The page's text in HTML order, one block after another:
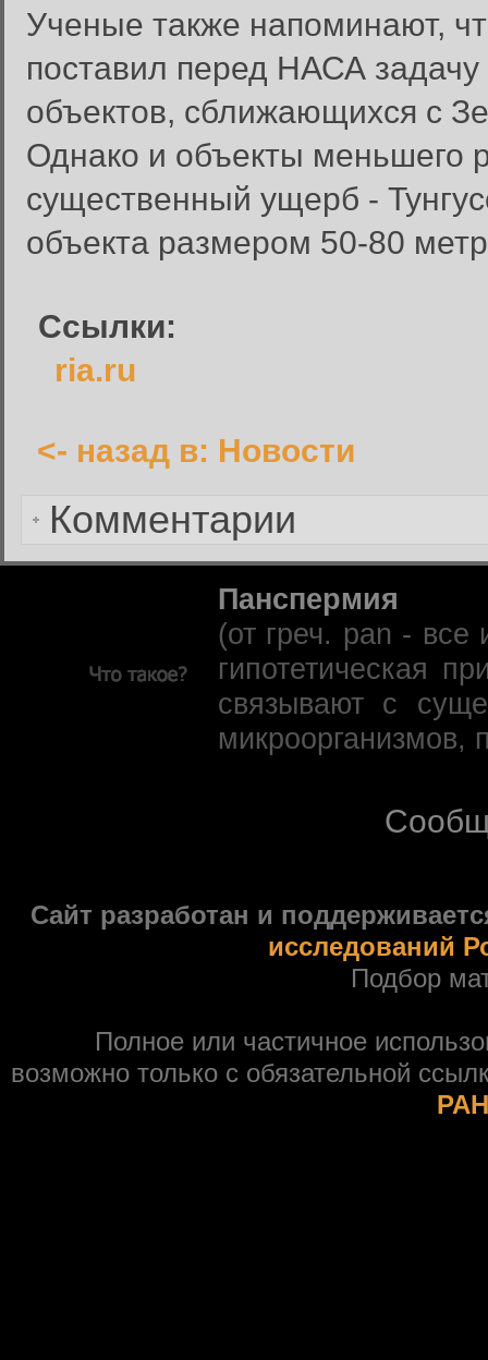
Ученые также напоминают,
поставил перед НАСА задачу
объектов, сближающихся с
Однако и объекты меньшего
существенный ущерб -
объекта размером 50-80
Ссылки:
ria.ru
<- назад в: Новости
Комментарии
Вход в систему
Введите имя пользователя и
Вход в систему
Имя пользователя:
Запомнить меня:
Забыли пароль?
Панспермия
(от греч. pan -
гипотетическая
связывают с
Сайт разработан и
исследований
Подбор
Полное или частичное
возможно только с обязательной